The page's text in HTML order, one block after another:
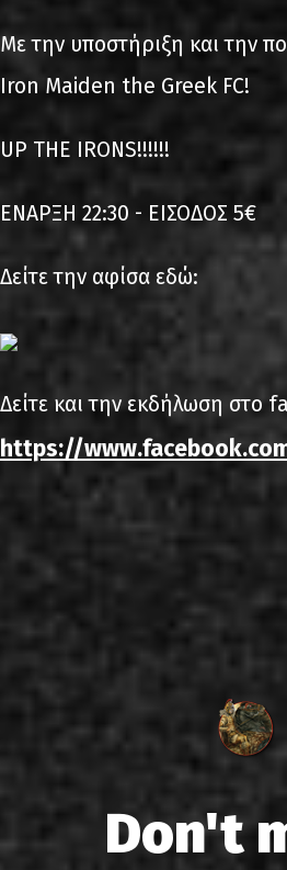
Με την υποστήριξη και την
Iron Maiden the Greek FC!
UP THE IRONS!!!!!!
ΕΝΑΡΞΗ 22:30 - ΕΙΣΟΔΟΣ 5€
Δείτε την αφίσα εδώ:
Δείτε και την εκδήλωση στο
https://
Don't